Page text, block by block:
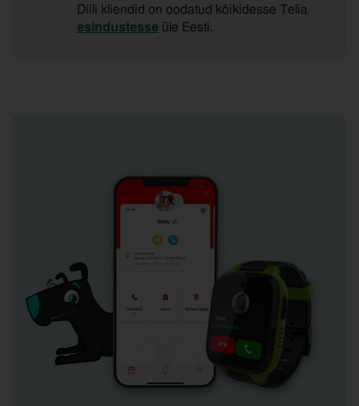
Diili kliendid on oodatud kõikidesse Telia
esindustesse üle Eesti.